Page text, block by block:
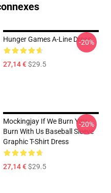
Hunger Games A-Line Dress
27,14 €$29.5
-20%
Mockingjay If We Burn You
Burn With Us Baseball Sleeve
Graphic T-Shirt Dress
27,14 €$29.5
-20%